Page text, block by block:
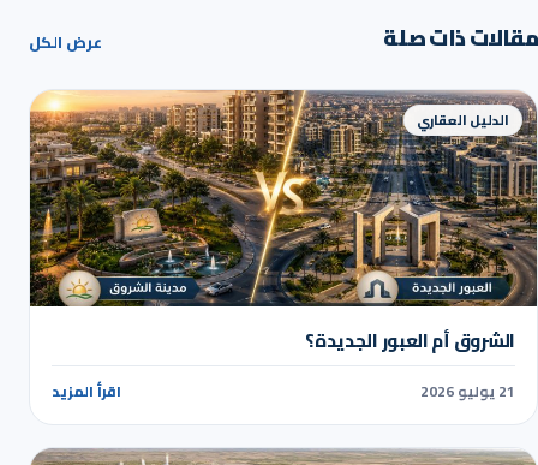
مقالات ذات صلة عرض الكل
الدليل العقاري
الشروق أم العبور الجديدة؟
21 يوليو 2026 اقرأ المزيد